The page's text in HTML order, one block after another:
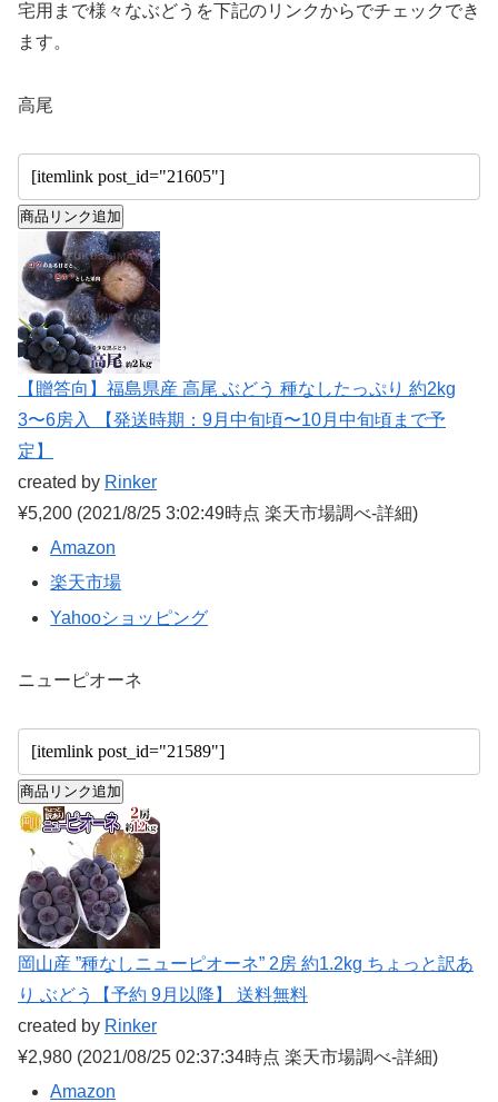
宅用まで様々なぶどうを下記のリンクからでチェックでき
ます。
高尾
商品リンク追加
【贈答向】福島県産 高尾 ぶどう 種なしたっぷり 約2kg
3〜6房入 【発送時期：9月中旬頃〜10月中旬頃まで予
定】
created by Rinker
¥5,200 (2021/8/25 3:02:49時点 楽天市場調べ-詳細)
Amazon
楽天市場
Yahooショッピング
ニューピオーネ
商品リンク追加
岡山産 ”種なしニューピオーネ” 2房 約1.2kg ちょっと訳あ
り ぶどう【予約 9月以降】 送料無料
created by Rinker
¥2,980 (2021/08/25 02:37:34時点 楽天市場調べ-詳細)
Amazon